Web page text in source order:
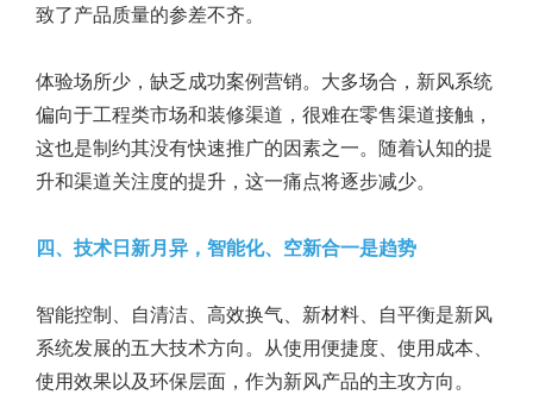
致了产品质量的参差不齐。
体验场所少，缺乏成功案例营销。大多场合，新风系统
偏向于工程类市场和装修渠道，很难在零售渠道接触，
这也是制约其没有快速推广的因素之一。随着认知的提
升和渠道关注度的提升，这一痛点将逐步减少。
四、技术日新月异，智能化、空新合一是趋势
智能控制、自清洁、高效换气、新材料、自平衡是新风
系统发展的五大技术方向。从使用便捷度、使用成本、
使用效果以及环保层面，作为新风产品的主攻方向。